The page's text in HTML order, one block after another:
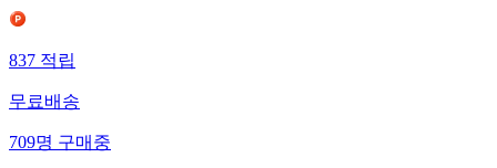
837적립
무료배송
709명구매중